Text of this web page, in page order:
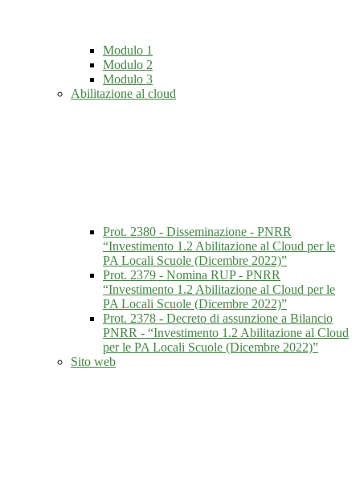
Modulo 1
Modulo 2
Modulo 3
Abilitazione al cloud
Prot. 2380 - Disseminazione - PNRR
“Investimento 1.2 Abilitazione al Cloud per le
PA Locali Scuole (Dicembre 2022)”
Prot. 2379 - Nomina RUP - PNRR
“Investimento 1.2 Abilitazione al Cloud per le
PA Locali Scuole (Dicembre 2022)”
Prot. 2378 - Decreto di assunzione a Bilancio
PNRR - “Investimento 1.2 Abilitazione al Cloud
per le PA Locali Scuole (Dicembre 2022)”
Sito web